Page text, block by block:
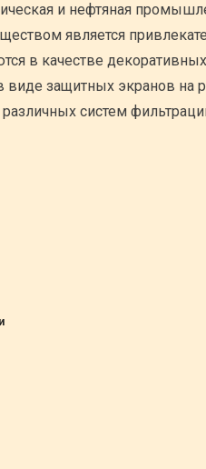
и нефтяная
является
в качестве
виде защитных экранов на
систем